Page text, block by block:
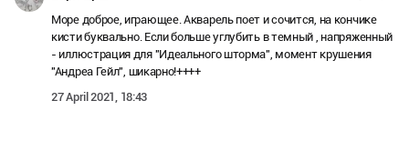
Море доброе, играющее. Акварель поет и сочится, на кончике
кисти буквально. Если больше углубить в темный , напряженный
- иллюстрация для "Идеального шторма", момент крушения
"Андреа Гейл", шикарно!++++
27 April 2021, 18:43